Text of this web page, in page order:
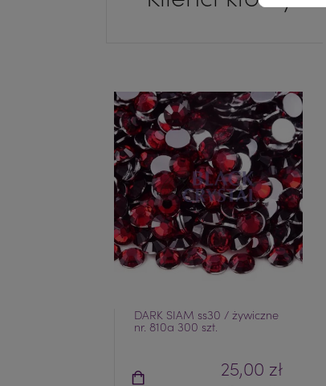
DARK SIAM ss30 / żywiczne
nr. 810a 300 szt.
25,00 zł